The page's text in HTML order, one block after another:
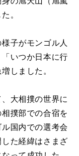
。
子がモンゴル人
いつか日本に行
しました。
大相撲の世界に
撲部での合宿を
国内での選考会
た経緯はさまざ